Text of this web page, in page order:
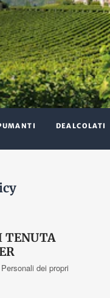
DEALCOLATI
TENUTA
dei propri